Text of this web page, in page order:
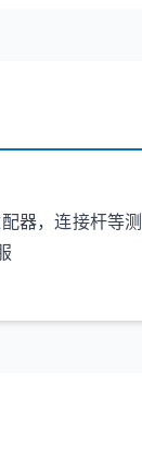
，连接杆等测